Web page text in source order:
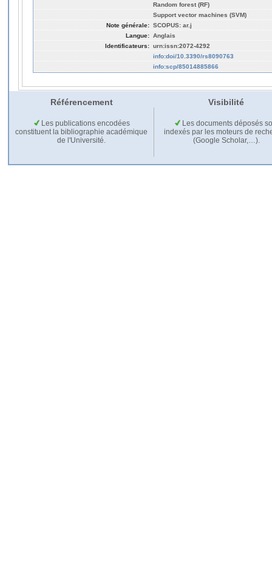
Random forest (RF)
Support vector machines (SVM)
Note générale: SCOPUS: ar.j
Langue: Anglais
Identificateurs: urn:issn:2072-4292
info:doi/10.3390/rs8090763
info:scp/85014885866
Référencement Visibilité
Les publications encodées
constituent la bibliographie académique
de l'Université.
Les documents déposés
indexés par les moteurs de
(Google Scholar,…).